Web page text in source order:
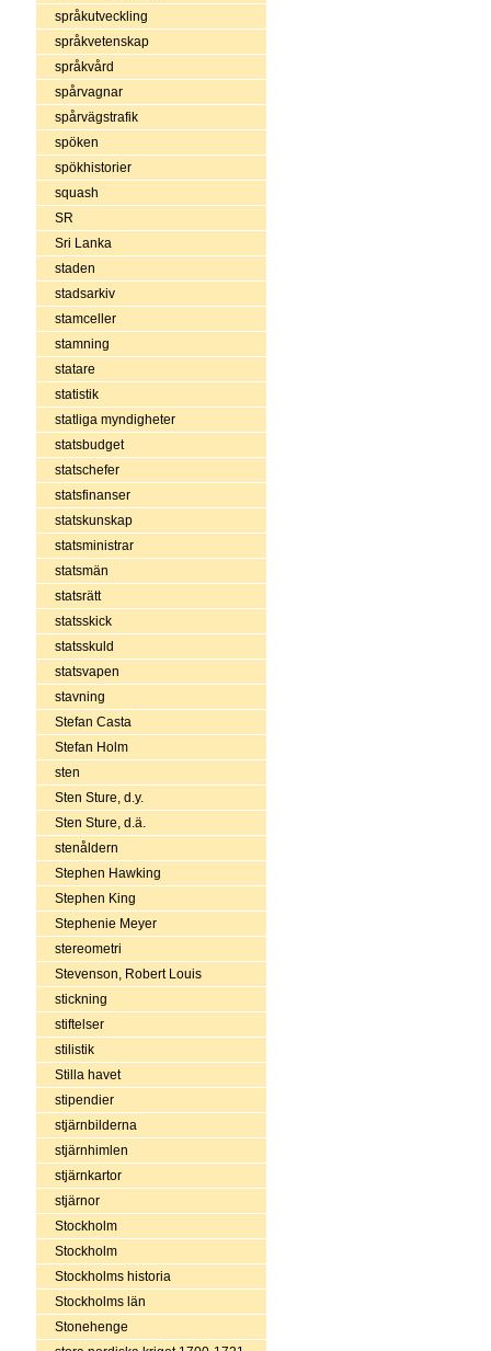
språkutveckling
språkvetenskap
språkvård
spårvagnar
spårvägstrafik
spöken
spökhistorier
squash
SR
Sri Lanka
staden
stadsarkiv
stamceller
stamning
statare
statistik
statliga myndigheter
statsbudget
statschefer
statsfinanser
statskunskap
statsministrar
statsmän
statsrätt
statsskick
statsskuld
statsvapen
stavning
Stefan Casta
Stefan Holm
sten
Sten Sture, d.y.
Sten Sture, d.ä.
stenåldern
Stephen Hawking
Stephen King
Stephenie Meyer
stereometri
Stevenson, Robert Louis
stickning
stiftelser
stilistik
Stilla havet
stipendier
stjärnbilderna
stjärnhimlen
stjärnkartor
stjärnor
Stockholm
Stockholm
Stockholms historia
Stockholms län
Stonehenge